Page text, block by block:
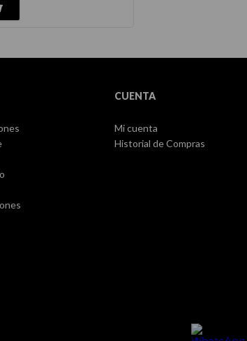
CUENTA
Mi cuenta
Historial de Compras